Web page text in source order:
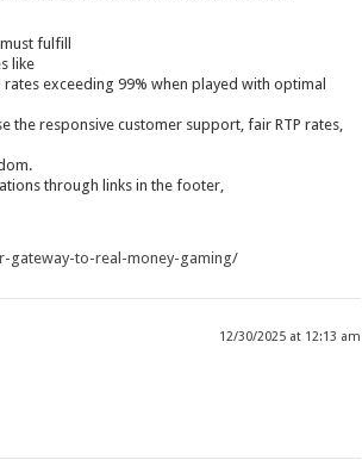
fulfill
like
exceeding 99% when played with optimal
the responsive customer support, fair RTP rates,
through links in the footer,
gateway-to-real-money-gaming/
12/30/2025 at 12:13 am